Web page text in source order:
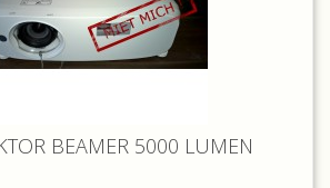
BEAMER 5000 LUMEN